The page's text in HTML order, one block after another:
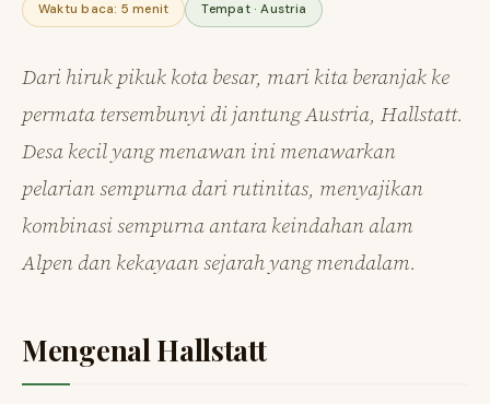
Waktu baca: 5 menit Tempat · Austria
Dari hiruk pikuk kota besar, mari kita beranjak ke
permata tersembunyi di jantung Austria, Hallstatt.
Desa kecil yang menawan ini menawarkan
pelarian sempurna dari rutinitas, menyajikan
kombinasi sempurna antara keindahan alam
Alpen dan kekayaan sejarah yang mendalam.
Mengenal Hallstatt